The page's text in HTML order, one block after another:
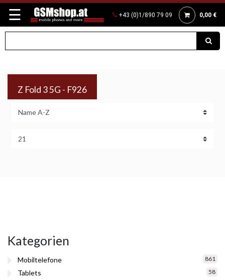
☰ +43 (0)1/890 79 09 0,00 €
Z Fold 3 5G - F926
Kategorien
Mobiltelefone 861
Tablets 58